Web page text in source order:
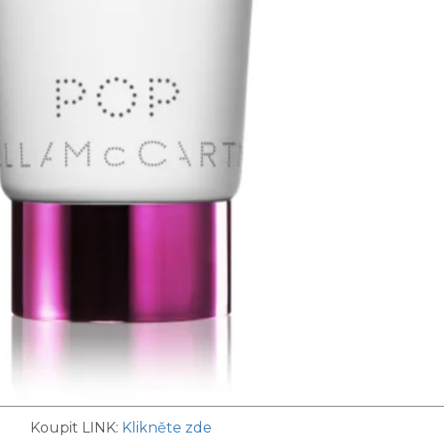
Koupit LINK: Klikněte zde